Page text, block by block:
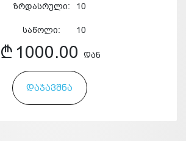
ზრდასრული: 10
საწოლი: 10
1000.00 ᲓᲐᲜ
ᲓᲐᲯᲐᲕᲨᲜᲐ